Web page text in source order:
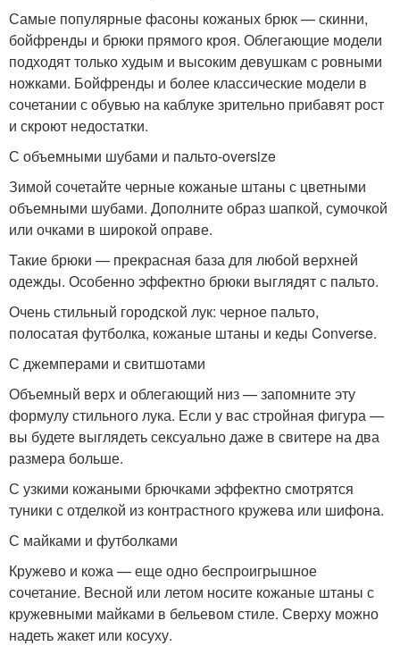
Самые популярные фасоны кожаных брюк — скинни,
бойфренды и брюки прямого кроя. Облегающие модели
подходят только худым и высоким девушкам с ровными
ножками. Бойфренды и более классические модели в
сочетании с обувью на каблуке зрительно прибавят рост
и скроют недостатки.
С объемными шубами и пальто-oversize
Зимой сочетайте черные кожаные штаны с цветными
объемными шубами. Дополните образ шапкой, сумочкой
или очками в широкой оправе.
Такие брюки — прекрасная база для любой верхней
одежды. Особенно эффектно брюки выглядят с пальто.
Очень стильный городской лук: черное пальто,
полосатая футболка, кожаные штаны и кеды Converse.
С джемперами и свитшотами
Объемный верх и облегающий низ — запомните эту
формулу стильного лука. Если у вас стройная фигура —
вы будете выглядеть сексуально даже в свитере на два
размера больше.
С узкими кожаными брючками эффектно смотрятся
туники с отделкой из контрастного кружева или шифона.
С майками и футболками
Кружево и кожа — еще одно беспроигрышное
сочетание. Весной или летом носите кожаные штаны с
кружевными майками в бельевом стиле. Сверху можно
надеть жакет или косуху.